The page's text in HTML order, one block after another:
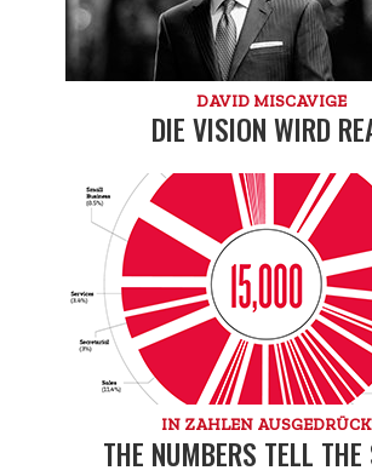
DAVID MISCAVIGE
DIE VISION WIRD
IN ZAHLEN
THE NUMBERS TELL THE